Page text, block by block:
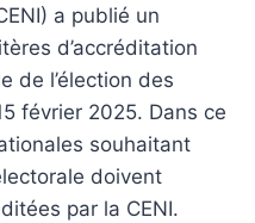
a publié un
d’accréditation
de l’élection des
février 2025. Dans ce
souhaitant
doivent
par la CENI.